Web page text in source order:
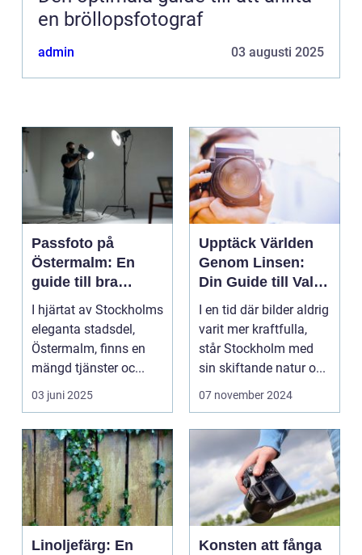
en bröllopsfotograf
admin 03 augusti 2025
Passfoto på
Östermalm: En
guide till bra
porträttfotograferi
ng
I hjärtat av Stockholms
eleganta stadsdel,
Östermalm, finns en
mängd tjänster oc...
03 juni 2025
Upptäck Världen
Genom Linsen:
Din Guide till Val
av Fotograf i
Stockholm
I en tid där bilder aldrig
varit mer kraftfulla,
står Stockholm med
sin skiftande natur o...
07 november 2024
Linoljefärg: En
Konsten att fånga